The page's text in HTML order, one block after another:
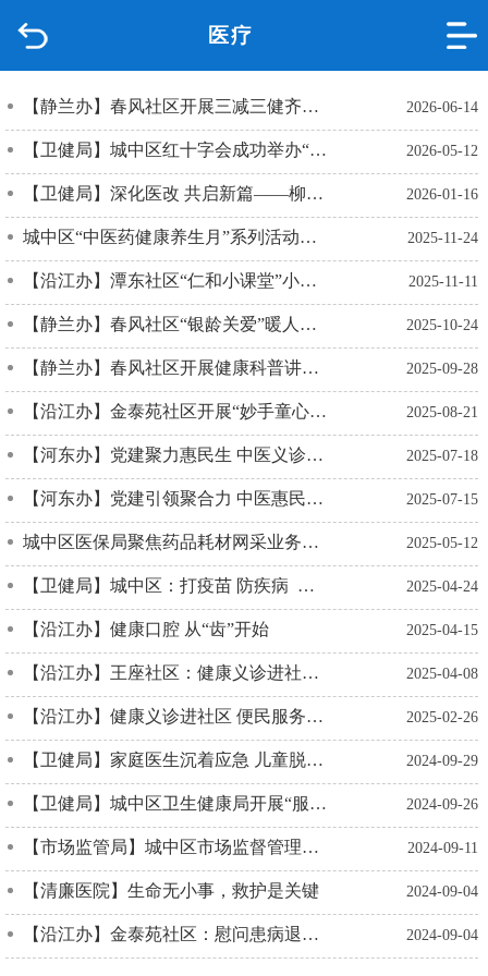
医疗
品质城中
新闻中心
政府信息公开
网上办事
数据专题
2026-06-14
【静兰办】春风社区开展三减三健齐参与，健康素养共提升健康知识讲座
2026-05-12
【卫健局】城中区红十字会成功举办“红十字博爱周” 暨心理健康主题宣传活动
2026-01-16
【卫健局】深化医改 共启新篇——柳东卫生院与市中医医院结成紧密型医联体仪式顺利举行
2025-11-24
城中区“中医药健康养生月”系列活动：名医义诊进乡村，健康服务暖民心
2025-11-11
【沿江办】潭东社区“仁和小课堂”小中医职业体验半日营主题活动
2025-10-24
【静兰办】春风社区“银龄关爱”暖人心 健康讲座暨义诊活动守护夕阳红
2025-09-28
【静兰办】春风社区开展健康科普讲座和爱心义诊
2025-08-21
【沿江办】金泰苑社区开展“妙手童心・探秘中医”新时代文明实践站活动
2025-07-18
【河东办】党建聚力惠民生 中医义诊进社区
2025-07-15
【河东办】党建引领聚合力 中医惠民践初心
2025-05-12
城中区医保局聚焦药品耗材网采业务， 为医疗采购规范化注入新动力！
2025-04-24
【卫健局】城中区：打疫苗 防疾病 保健康
2025-04-15
【沿江办】健康口腔 从“齿”开始
2025-04-08
【沿江办】王座社区：健康义诊进社区 我为群众办实事
2025-02-26
【沿江办】健康义诊进社区 便民服务暖民心
2024-09-29
【卫健局】家庭医生沉着应急 儿童脱险显医者担当
2024-09-26
【卫健局】城中区卫生健康局开展“服务百姓健康行动”义诊活动
2024-09-11
【市场监管局】城中区市场监督管理局开展辅助生育类医疗器械专项检查
2024-09-04
【清廉医院】生命无小事，救护是关键
2024-09-04
【沿江办】金泰苑社区：慰问患病退役军人真情关爱暖人心